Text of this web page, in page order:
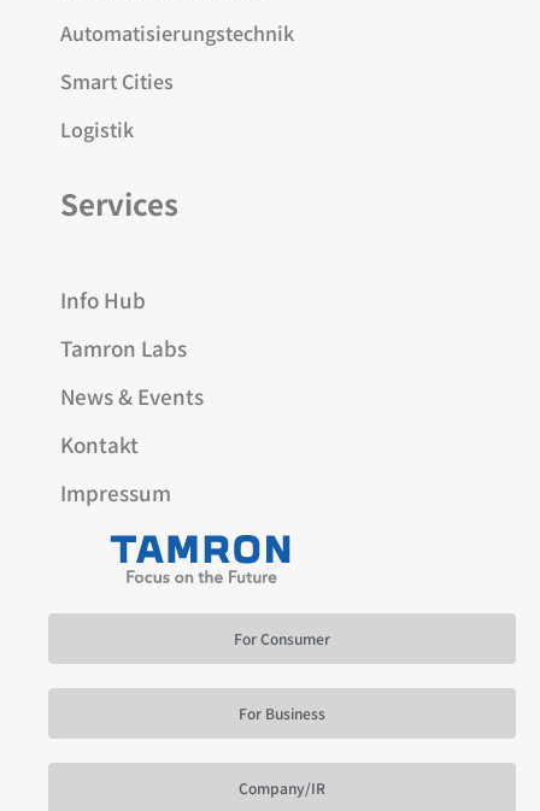
Automatisierungstechnik
Smart Cities
Logistik
Services
Info Hub
Tamron Labs
News & Events
Kontakt
Impressum
For Consumer
For Business
Company/IR